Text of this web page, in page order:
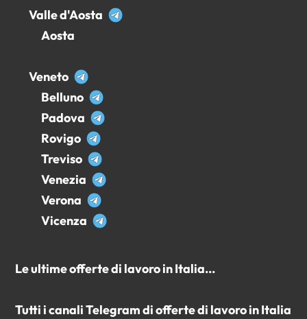
Valle d'Aosta
Aosta
Veneto
Belluno
Padova
Rovigo
Treviso
Venezia
Verona
Vicenza
Le ultime offerte di lavoro in Italia...
Tutti i canali Telegram di offerte di lavoro in Italia